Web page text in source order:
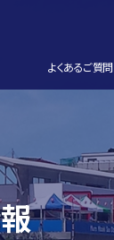
よくあるご質問